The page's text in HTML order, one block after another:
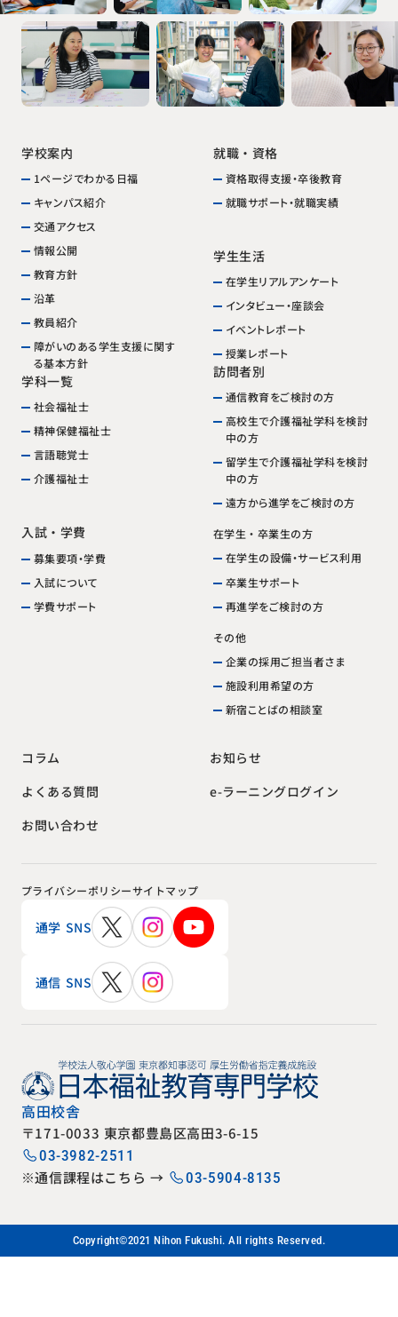
学校案内
1ページでわかる日福
キャンパス紹介
交通アクセス
情報公開
教育方針
沿革
教員紹介
障がいのある学生支援に関す
る基本方針
学科一覧
社会福祉士
精神保健福祉士
言語聴覚士
介護福祉士
入試・学費
募集要項・学費
入試について
学費サポート
就職・資格
資格取得支援・卒後教育
就職サポート・就職実績
学生生活
在学生リアルアンケート
インタビュー・座談会
イベントレポート
授業レポート
訪問者別
通信教育をご検討の方
高校生で介護福祉学科を検討
中の方
留学生で介護福祉学科を検討
中の方
遠方から進学をご検討の方
在学生・卒業生の方
在学生の設備・サービス利用
卒業生サポート
再進学をご検討の方
その他
企業の採用ご担当者さま
施設利用希望の方
新宿ことばの相談室
コラム お知らせ
よくある質問 e-ラーニングログイン
お問い合わせ
プライバシーポリシーサイトマップ
通学 SNS
通信 SNS
高田校舎
〒171-0033 東京都豊島区高田3-6-15
03-3982-2511
※通信課程はこちら → 03-5904-8135
Copyright©2021 Nihon Fukushi. All rights Reserved.